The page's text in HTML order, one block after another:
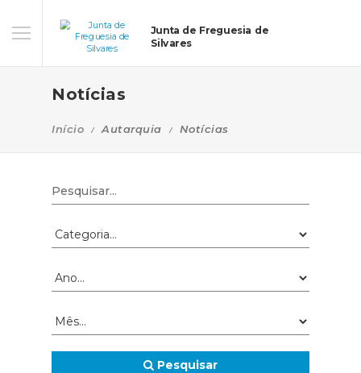
Junta de Freguesia de
Silvares
Notícias
Início Autarquia Notícias
Pesquisar